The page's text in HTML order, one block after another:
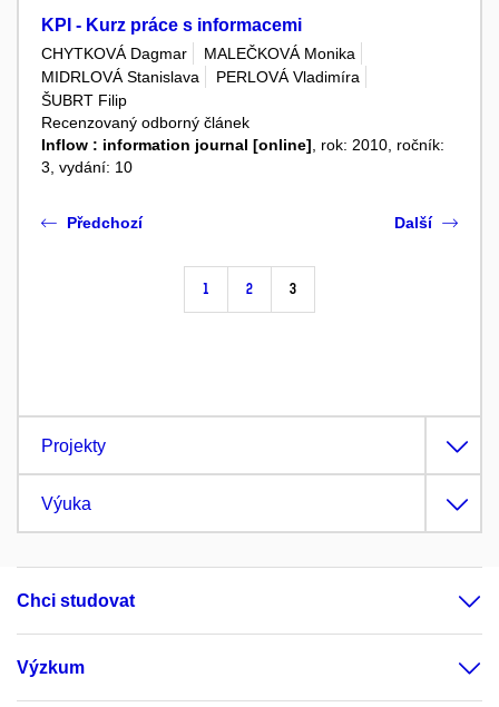
KPI - Kurz práce s informacemi
CHYTKOVÁ Dagmar
MALEČKOVÁ Monika
MIDRLOVÁ Stanislava
PERLOVÁ Vladimíra
ŠUBRT Filip
Recenzovaný odborný článek
Inflow : information journal [online], rok: 2010, ročník:
3, vydání: 10
Předchozí
1 2 3
Další
Projekty
Výuka
Chci studovat
Výzkum